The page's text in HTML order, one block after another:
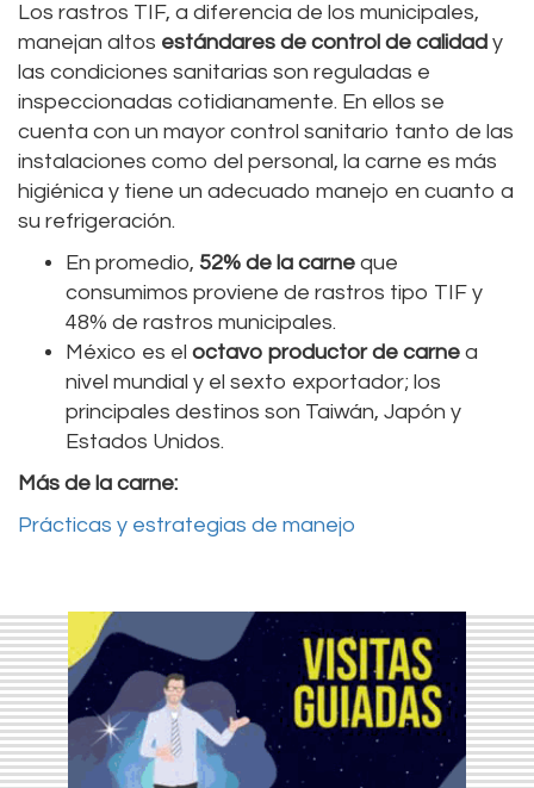
Los rastros TIF, a diferencia de los municipales,
manejan altos estándares de control de calidad y
las condiciones sanitarias son reguladas e
inspeccionadas cotidianamente. En ellos se
cuenta con un mayor control sanitario tanto de las
instalaciones como del personal, la carne es más
higiénica y tiene un adecuado manejo en cuanto a
su refrigeración.
En promedio, 52% de la carne que
consumimos proviene de rastros tipo TIF y
48% de rastros municipales.
México es el octavo productor de carne a
nivel mundial y el sexto exportador; los
principales destinos son Taiwán, Japón y
Estados Unidos.
Más de la carne:
Prácticas y estrategias de manejo